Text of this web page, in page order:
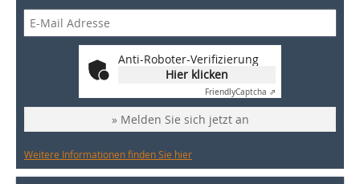
Anti-Roboter-Verifizierung
Hier klicken
FriendlyCaptcha ⇗
» Melden Sie sich jetzt an
Weitere Informationen finden Sie hier